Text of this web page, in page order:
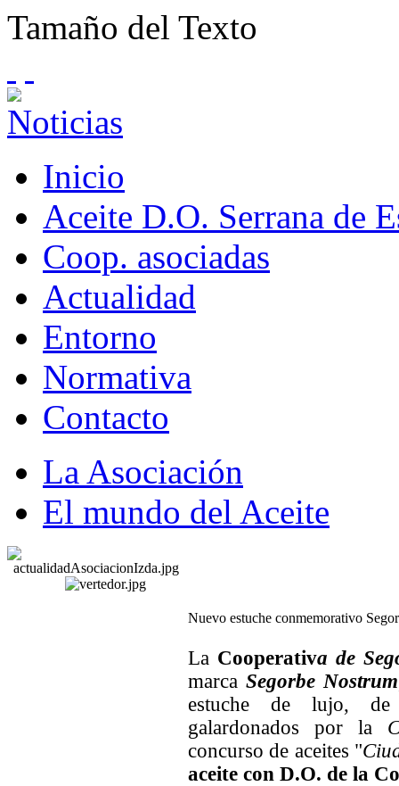
Tamaño del Texto
Inicio
Aceite D.O. Serrana de
Coop. asociadas
Actualidad
Entorno
Normativa
Contacto
La Asociación
El mundo del Aceite
Nuevo estuche conmemorativo
La Cooperativa de
marcaSegorbe Nostrum
estuche de lujo, de
galardonados por la
concurso de aceites "
aceite con D.O. de la